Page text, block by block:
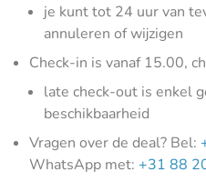
je kunt tot 24 uur van
annuleren of wijzigen
Check-in is vanaf 15.00,
late check-out is enkel
beschikbaarheid
Vragen over de deal? Bel:
WhatsApp met: +31 88